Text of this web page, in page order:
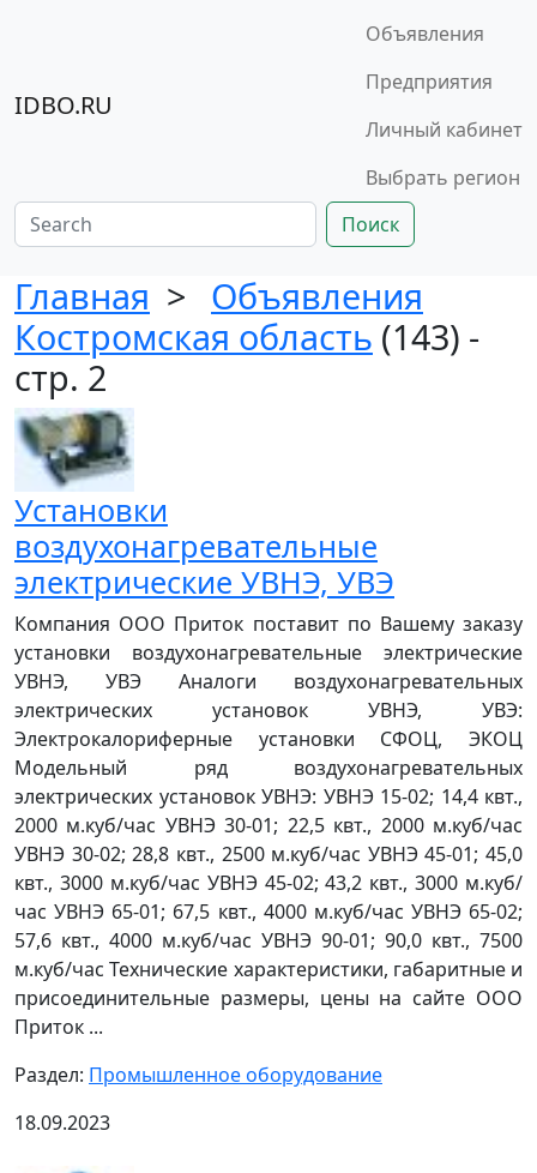
IDBO.RU
Объявления
Предприятия
Личный кабинет
Выбрать регион
Поиск
Главная > Объявления
Костромская область (143) -
стр. 2
Установки
воздухонагревательные
электрические УВНЭ, УВЭ
Компания ООО Приток поставит по Вашему заказу
установки воздухонагревательные электрические
УВНЭ, УВЭ Аналоги воздухонагревательных
электрических установок УВНЭ, УВЭ:
Электрокалориферные установки СФОЦ, ЭКОЦ
Модельный ряд воздухонагревательных
электрических установок УВНЭ: УВНЭ 15-02; 14,4 квт.,
2000 м.куб/час УВНЭ 30-01; 22,5 квт., 2000 м.куб/час
УВНЭ 30-02; 28,8 квт., 2500 м.куб/час УВНЭ 45-01; 45,0
квт., 3000 м.куб/час УВНЭ 45-02; 43,2 квт., 3000 м.куб/
час УВНЭ 65-01; 67,5 квт., 4000 м.куб/час УВНЭ 65-02;
57,6 квт., 4000 м.куб/час УВНЭ 90-01; 90,0 квт., 7500
м.куб/час Технические характеристики, габаритные и
присоединительные размеры, цены на сайте ООО
Приток ...
Раздел: Промышленное оборудование
18.09.2023